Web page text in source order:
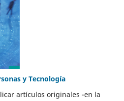
y Tecnología
artículos originales -en la